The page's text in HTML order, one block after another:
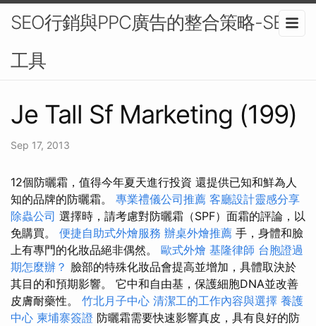
SEO行銷與PPC廣告的整合策略-SEO
工具
Je Tall Sf Marketing (199)
Sep 17, 2013
12個防曬霜，值得今年夏天進行投資 還提供已知和鮮為人
知的品牌的防曬霜。 專業禮儀公司推薦 客廳設計靈感分享
除蟲公司 選擇時，請考慮對防曬霜（SPF）面霜的評論，以
免購買。 便捷自助式外燴服務 辦桌外燴推薦 手，身體和臉
上有專門的化妝品絕非偶然。 歐式外燴 基隆律師 台胞證過
期怎麼辦？ 臉部的特殊化妝品會提高並增加，具體取決於
其目的和預期影響。 它中和自由基，保護細胞DNA並改善
皮膚耐藥性。 竹北月子中心 清潔工的工作內容與選擇 養護
中心 柬埔寨簽證 防曬霜需要快速影響真皮，具有良好的防